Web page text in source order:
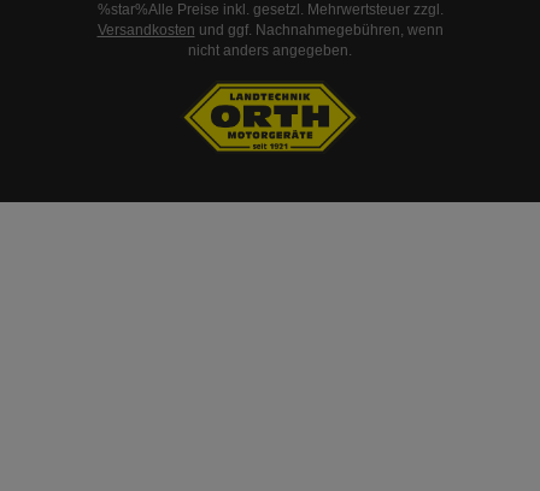
%star%Alle Preise inkl. gesetzl. Mehrwertsteuer zzgl.
Versandkosten und ggf. Nachnahmegebühren, wenn
nicht anders angegeben.